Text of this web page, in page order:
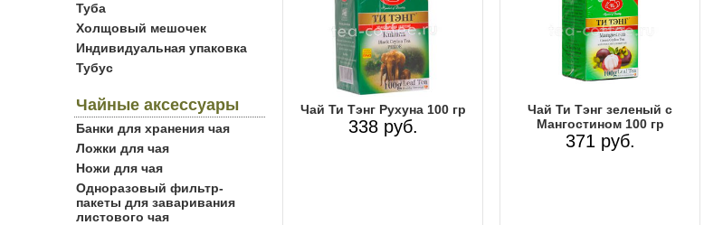
Туба
Холщовый мешочек
Индивидуальная упаковка
Тубус
Чайные аксессуары
Банки для хранения чая
Ложки для чая
Ножи для чая
Одноразовый фильтр-
пакеты для заваривания
листового чая
Чай Ти Тэнг Рухуна 100 гр
338 руб.
Чай Ти Тэнг зеленый с
Мангостином 100 гр
371 руб.